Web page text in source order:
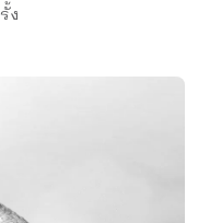
ง